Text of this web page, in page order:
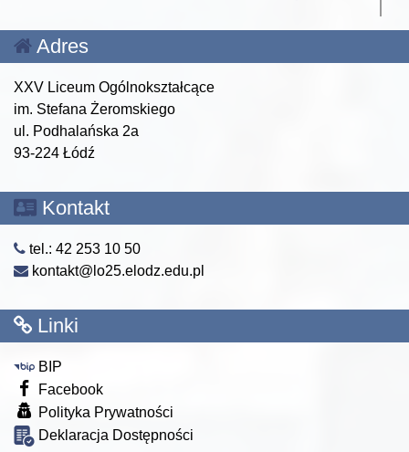
Adres
XXV Liceum Ogólnokształcące
im. Stefana Żeromskiego
ul. Podhalańska 2a
93-224 Łódź
Kontakt
tel.: 42 253 10 50
kontakt@lo25.elodz.edu.pl
Linki
BIP
Facebook
Polityka Prywatności
Deklaracja Dostępności